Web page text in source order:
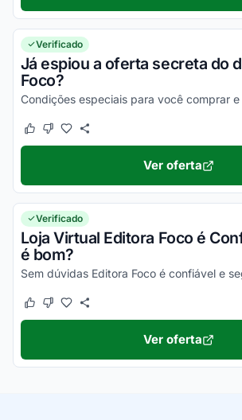
Verificado
Já espiou a oferta secreta do
Foco?
Condições especiais para você comprar e
Este cupom funcionou
Este cupom não funcionou
Ver oferta
Verificado
Loja Virtual Editora Foco é
é bom?
Este cupom funcionou
Este cupom não funcionou
Ver oferta